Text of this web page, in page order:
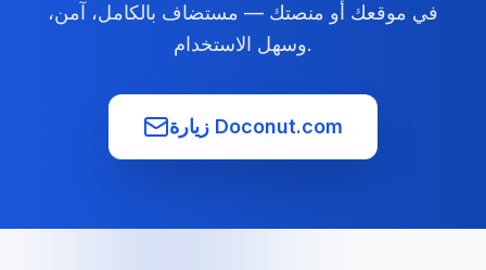
في موقعك أو منصتك — مستضاف بالكامل، آمن،
وسهل الاستخدام.
زيارة Doconut.com